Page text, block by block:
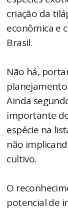
criação da
econômica e
Brasil.
Não há,
Ainda
importante
espécie na
não
cultivo.
O
potencial de